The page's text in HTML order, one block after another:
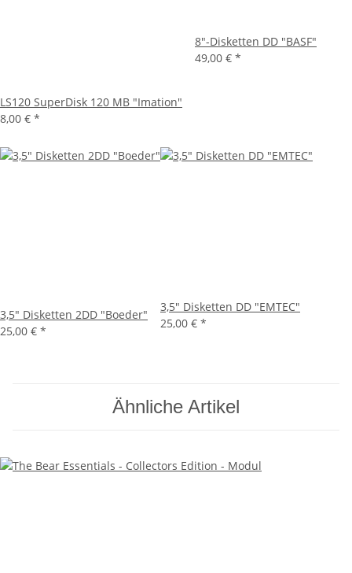
LS120 SuperDisk 120 MB "Imation"
8,00 € *
8"-Disketten DD "BASF"
49,00 € *
3,5" Disketten 2DD "Boeder"
25,00 € *
3,5" Disketten DD "EMTEC"
25,00 € *
Ähnliche Artikel